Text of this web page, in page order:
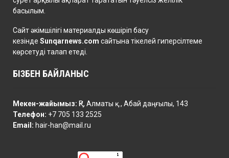
басылым.
Сайт әкімшілігі материалды көшіріп басу
кезінде Sunqarnews.com сайтына тікелей гиперсілтеме
көрсетуді талап етеді.
БІЗБЕН БАЙЛАНЫС
Мекен-жайымыз: ҚР, Алматы қ., Абай даңғылы, 143
Телефон: +7 705 133 2525
Email: hair-han@mail.ru